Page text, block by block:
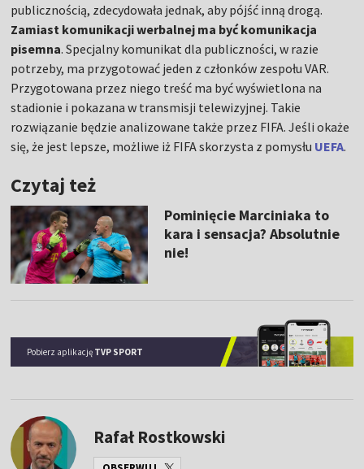
publicznością, zdecydowała jednak, aby pójść inną drogą.
Zamiast komunikacji werbalnej ma być komunikacja
pisemna. Specjalny komunikat dla publiczności, w razie
potrzeby, ma przygotować jeden z członków zespołu VAR.
Przygotowana przez niego treść ma być wyświetlona na
stadionie i pokazana w transmisji telewizyjnej. Takie
rozwiązanie będzie analizowane także przez FIFA. Jeśli okaże
się, że jest lepsze, możliwe iż FIFA skorzysta z pomysłu UEFA.
Czytaj też
Pominięcie Marciniaka to
kara i sensacja? Absolutnie
nie!
Pobierz aplikację TVP SPORT
Rafał Rostkowski